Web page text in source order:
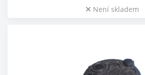
Není skladem